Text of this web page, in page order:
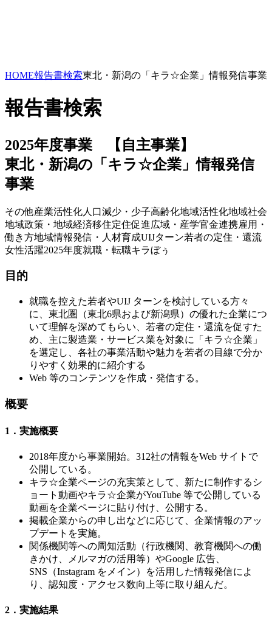
HOME報告書検索東北・新潟の「キラ☆企業」情報発信事業
報告書検索
2025年度事業 【自主事業】
東北・新潟の「キラ☆企業」情報発信
事業
その他産業活性化人口減少・少子高齢化地域活性化地域社会
地域政策・地域経済移住定住促進広域・産学官金連携雇用・
働き方地域情報発信・人材育成UIJターン若者の定住・還流
女性活躍2025年度就職・転職キラぼぅ
目的
就職を控えた若者やUIJ ターンを検討している方々
に、東北圏（東北6県および新潟県）の優れた企業につ
いて理解を深めてもらい、若者の定住・還流を促すた
め、主に製造業・サービス業を対象に「キラ☆企業」
を選定し、各社の事業活動や魅力を若者の目線で分か
りやすく効果的に紹介する
Web 等のコンテンツを作成・発信する。
概要
1．実施概要
2018年度から事業開始。312社の情報をWeb サイトで
公開している。
キラ☆企業ページの充実策として、新たに制作するシ
ョート動画やキラ☆企業がYouTube 等で公開している
動画を企業ページに貼り付け、公開する。
掲載企業からの申し出などに応じて、企業情報のアッ
プデートを実施。
関係機関等への周知活動（行政機関、教育機関への働
きかけ、メルマガの活用等）やGoogle 広告、
SNS（Instagram をメイン）を活用した情報発信によ
り、認知度・アクセス数向上等に取り組んだ。
2．実施結果